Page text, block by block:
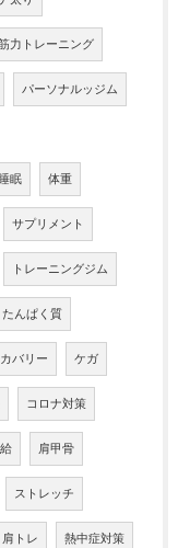
力トレーニング
パーソナルッジム
眠 体重
サプリメント
トレーニングジム
たんぱく質
バリー ケガ
コロナ対策
肩甲骨
ストレッチ
肩トレ 熱中症対策